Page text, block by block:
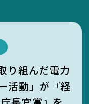
り組んだ電力
活動」が『経